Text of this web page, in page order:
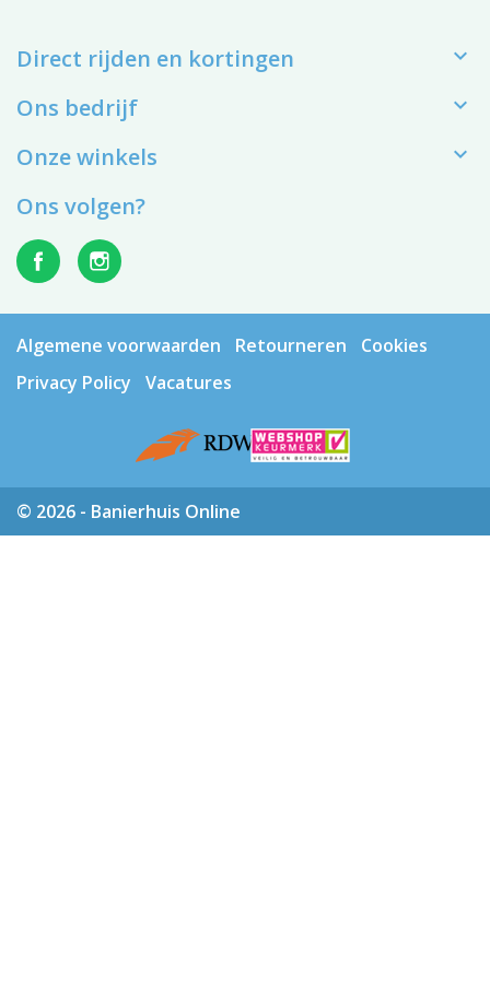
Direct rijden en kortingen 
Ons bedrijf 
Onze winkels 
Ons volgen?
Algemene voorwaarden Retourneren
Cookies
Privacy Policy
Vacatures
© 2026 - Banierhuis Online